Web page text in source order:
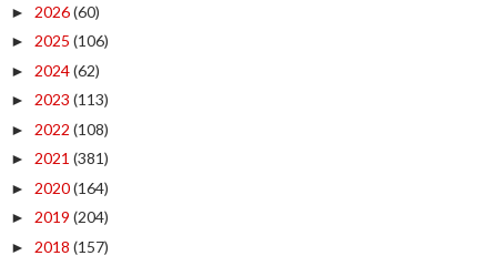
► 2026(60)
► 2025 (106)
► 2024(62)
► 2023 (113)
► 2022 (108)
► 2021 (381)
► 2020(164)
► 2019 (204)
► 2018 (157)